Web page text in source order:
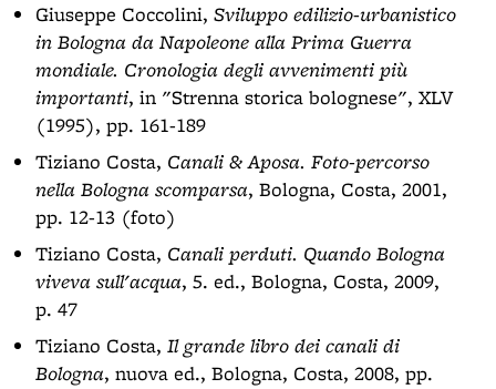
Giuseppe Coccolini, Sviluppo edilizio-urbanistico
in Bologna da Napoleone alla Prima Guerra
mondiale. Cronologia degli avvenimenti più
importanti, in "Strenna storica bolognese", XLV
(1995), pp. 161-189
Tiziano Costa, Canali & Aposa. Foto-percorso
nella Bologna scomparsa, Bologna, Costa, 2001,
pp. 12-13 (foto)
Tiziano Costa, Canali perduti. Quando Bologna
viveva sull'acqua, 5. ed., Bologna, Costa, 2009,
p. 47
Tiziano Costa, Il grande libro dei canali di
Bologna, nuova ed., Bologna, Costa, 2008, pp.